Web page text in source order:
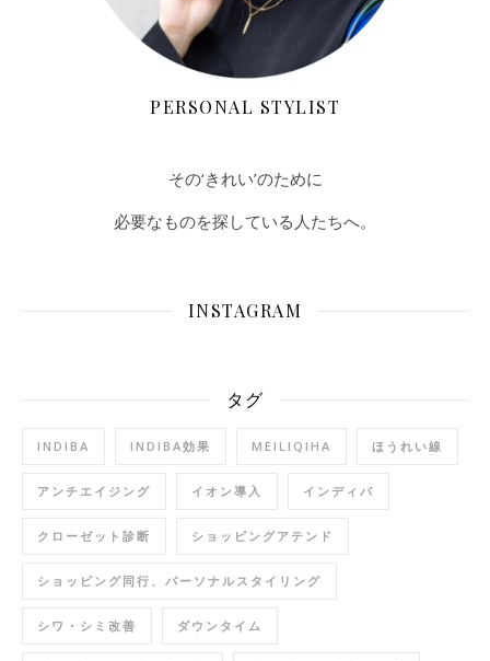
PERSONAL STYLIST
その‘きれい’のために
必要なものを探している人たちへ。
INSTAGRAM
タグ
INDIBA INDIBA効果 MEILIQIHA ほうれい線
アンチエイジング イオン導入 インディバ
クローゼット診断 ショッピングアテンド
ショッピング同行、パーソナルスタイリング
シワ・シミ改善 ダウンタイム